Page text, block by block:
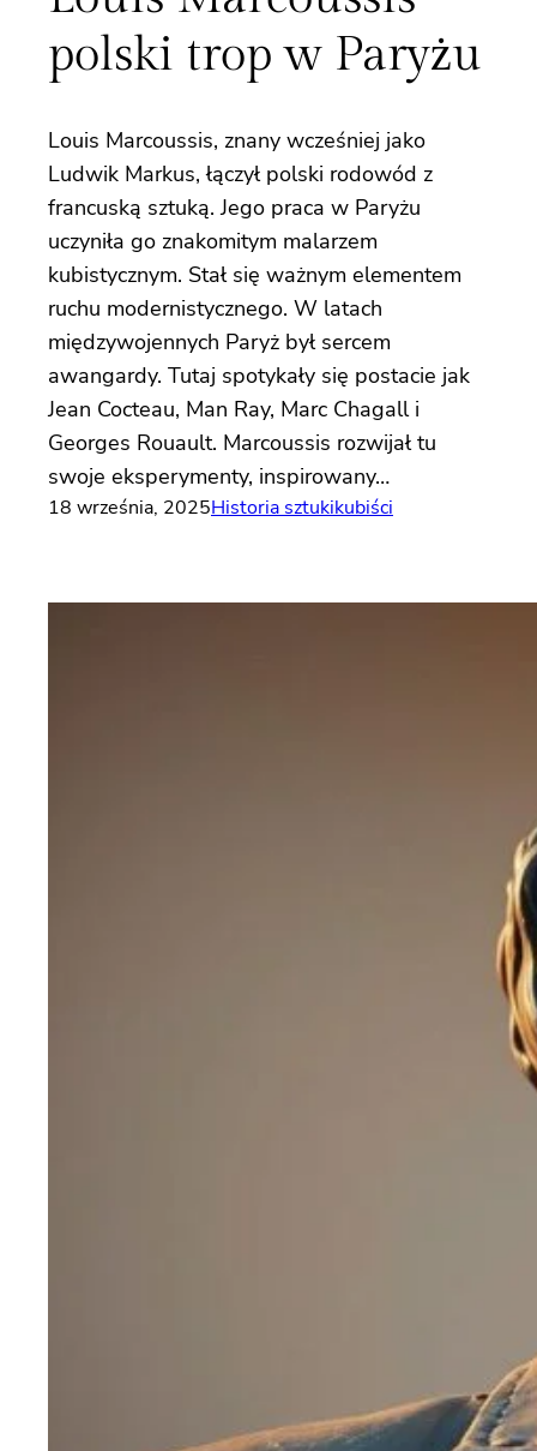
polski trop w Paryżu
Louis Marcoussis, znany wcześniej jako
Ludwik Markus, łączył polski rodowód z
francuską sztuką. Jego praca w Paryżu
uczyniła go znakomitym malarzem
kubistycznym. Stał się ważnym elementem
ruchu modernistycznego. W latach
międzywojennych Paryż był sercem
awangardy. Tutaj spotykały się postacie jak
Jean Cocteau, Man Ray, Marc Chagall i
Georges Rouault. Marcoussis rozwijał tu
swoje eksperymenty, inspirowany…
18 września, 2025Historia sztukikubiści